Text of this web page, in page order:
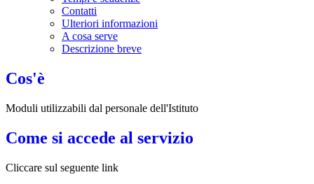
Contatti
Ulteriori informazioni
A cosa serve
Descrizione breve
Cos'è
Moduli utilizzabili dal personale dell'Istituto
Come si accede al servizio
Cliccare sul seguente link